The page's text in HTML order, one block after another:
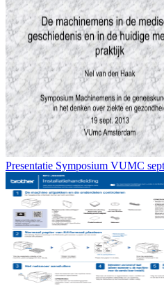
Presentatie Symposium VUMC